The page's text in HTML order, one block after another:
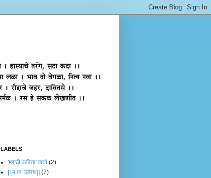
LABELS
'मराठी कविता' वार्ता (2)
|| म.क. उवाच ||
(7)